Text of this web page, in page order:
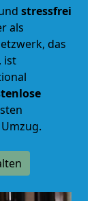
stressfrei
als
das
ist